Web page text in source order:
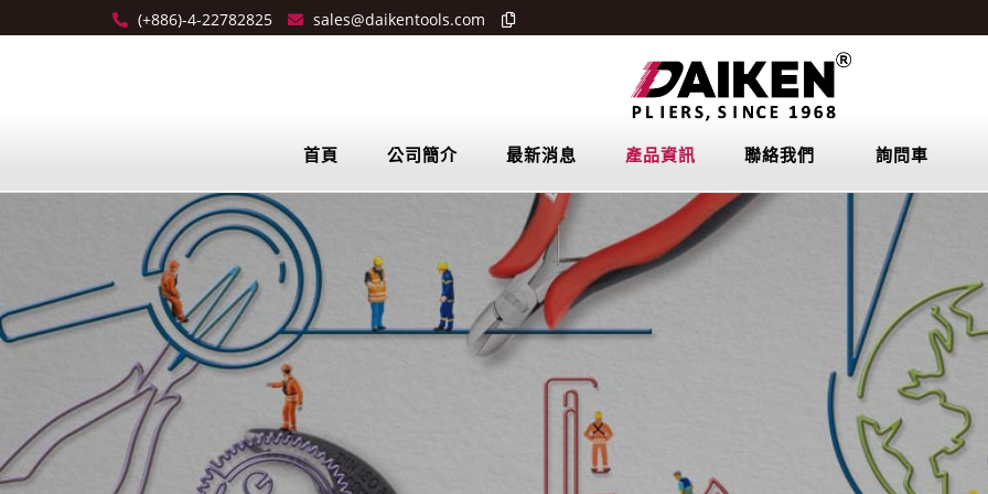
(+886)-4-22782825 sales@daikentools.com
首頁 公司簡介 最新消息 產品資訊 聯絡我們 詢問車